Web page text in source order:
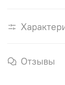
Отзывы